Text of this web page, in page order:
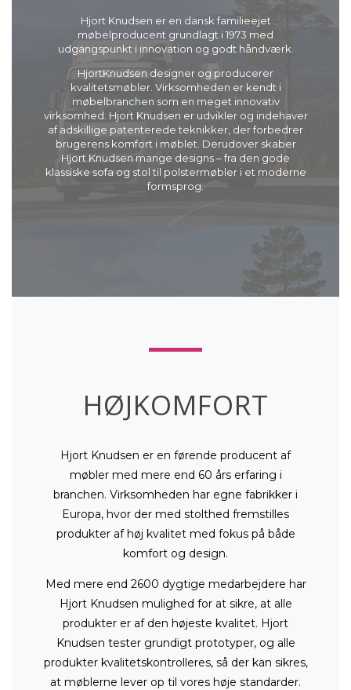
Hjort Knudsen er en dansk familieejet
møbelproducent grundlagt i 1973 med
udgangspunkt i innovation og godt håndværk.
HjortKnudsen designer og producerer
kvalitetsmøbler. Virksomheden er kendt i
møbelbranchen som en meget innovativ
virksomhed. Hjort Knudsen er udvikler og indehaver
af adskillige patenterede teknikker, der forbedrer
brugerens komfort i møblet. Derudover skaber
Hjort Knudsen mange designs – fra den gode
klassiske sofa og stol til polstermøbler i et moderne
formsprog.
HØJKOMFORT
Hjort Knudsen er en førende producent af
møbler med mere end 60 års erfaring i
branchen. Virksomheden har egne fabrikker i
Europa, hvor der med stolthed fremstilles
produkter af høj kvalitet med fokus på både
komfort og design.
Med mere end 2600 dygtige medarbejdere har
Hjort Knudsen mulighed for at sikre, at alle
produkter er af den højeste kvalitet. Hjort
Knudsen tester grundigt prototyper, og alle
produkter kvalitetskontrolleres, så der kan sikres,
at møblerne lever op til vores høje standarder.